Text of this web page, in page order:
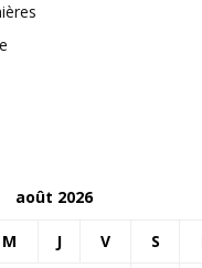
août 2026
M J V S